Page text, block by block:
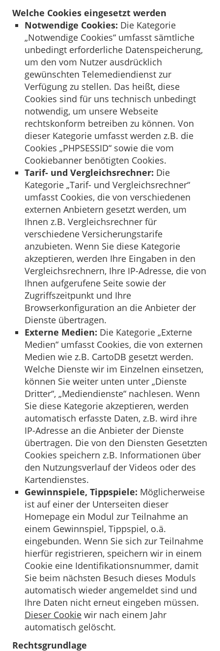
Welche Cookies eingesetzt werden
Notwendige Cookies: Die Kategorie
„Notwendige Cookies“ umfasst sämtliche
unbedingt erforderliche Datenspeicherung,
um den vom Nutzer ausdrücklich
gewünschten Telemediendienst zur
Verfügung zu stellen. Das heißt, diese
Cookies sind für uns technisch unbedingt
notwendig, um unsere Webseite
rechtskonform betreiben zu können. Von
dieser Kategorie umfasst werden z.B. die
Cookies „PHPSESSID“ sowie die vom
Cookiebanner benötigten Cookies.
Tarif- und Vergleichsrechner: Die
Kategorie „Tarif- und Vergleichsrechner“
umfasst Cookies, die von verschiedenen
externen Anbietern gesetzt werden, um
Ihnen z.B. Vergleichsrechner für
verschiedene Versicherungstarife
anzubieten. Wenn Sie diese Kategorie
akzeptieren, werden Ihre Eingaben in den
Vergleichsrechnern, Ihre IP-Adresse, die von
Ihnen aufgerufene Seite sowie der
Zugriffszeitpunkt und Ihre
Browserkonfiguration an die Anbieter der
Dienste übertragen.
Externe Medien: Die Kategorie „Externe
Medien“ umfasst Cookies, die von externen
Medien wie z.B. CartoDB gesetzt werden.
Welche Dienste wir im Einzelnen einsetzen,
können Sie weiter unten unter „Dienste
Dritter“, „Mediendienste“ nachlesen. Wenn
Sie diese Kategorie akzeptieren, werden
automatisch erfasste Daten, z.B. wird ihre
IP-Adresse an die Anbieter der Dienste
übertragen. Die von den Diensten Gesetzten
Cookies speichern z.B. Informationen über
den Nutzungsverlauf der Videos oder des
Kartendienstes.
Gewinnspiele, Tippspiele: Möglicherweise
ist auf einer der Unterseiten dieser
Homepage ein Modul zur Teilnahme an
einem Gewinnspiel, Tippspiel, o.ä.
eingebunden. Wenn Sie sich zur Teilnahme
hierfür registrieren, speichern wir in einem
Cookie eine Identifikationsnummer, damit
Sie beim nächsten Besuch dieses Moduls
automatisch wieder angemeldet sind und
Ihre Daten nicht erneut eingeben müssen.
Dieser Cookie wir nach einem Jahr
automatisch gelöscht.
Rechtsgrundlage